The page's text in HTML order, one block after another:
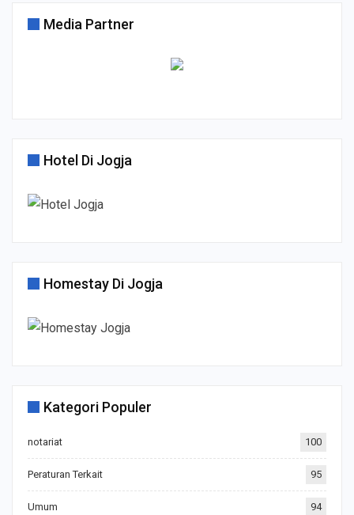
Media Partner
Hotel Di Jogja
Homestay Di Jogja
Kategori Populer
notariat 100
Peraturan Terkait 95
Umum 94